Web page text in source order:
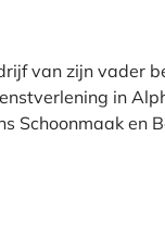
van zijn vader
in
Schoonmaak en